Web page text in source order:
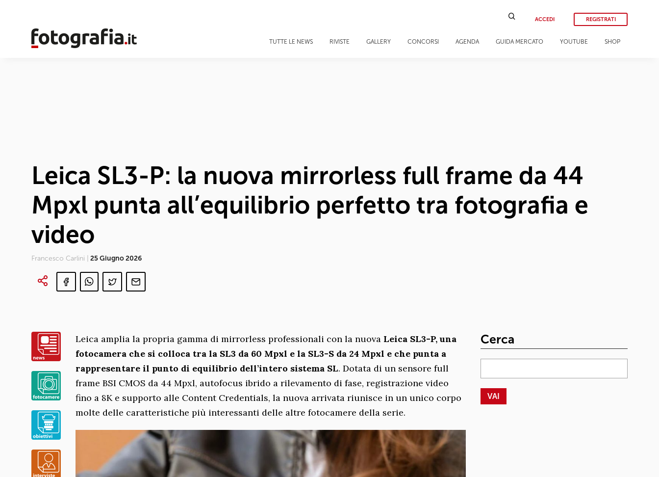
ACCEDI REGISTRATI
TUTTE LE NEWS RIVISTE GALLERY CONCORSI AGENDA GUIDA MERCATO YOUTUBE SHOP
Leica SL3-P: la nuova mirrorless full frame da 44
Mpxl punta all’equilibrio perfetto tra fotografia e
video
Francesco Carlini | 25 Giugno 2026
Leica amplia la propria gamma di mirrorless professionali con la nuova Leica SL3-P, una
fotocamera che si colloca tra la SL3 da 60 Mpxl e la SL3-S da 24 Mpxl e che punta a
rappresentare il punto di equilibrio dell’intero sistema SL. Dotata di un sensore full
frame BSI CMOS da 44 Mpxl, autofocus ibrido a rilevamento di fase, registrazione video
fino a 8K e supporto alle Content Credentials, la nuova arrivata riunisce in un unico corpo
molte delle caratteristiche più interessanti delle altre fotocamere della serie.
Cerca